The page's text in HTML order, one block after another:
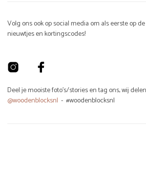
Volg ons ook op social media om als eerste op
nieuwtjes en kortingscodes!
Deel je mooiste foto's/stories en tag ons, wij
@woodenblocksnl - #woodenblocksnl